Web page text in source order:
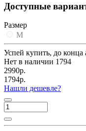
Доступные
Размер
M
Успей купить, до конца
Нет в наличии 1794
2990р.
1794р.
Нашли дешевле?